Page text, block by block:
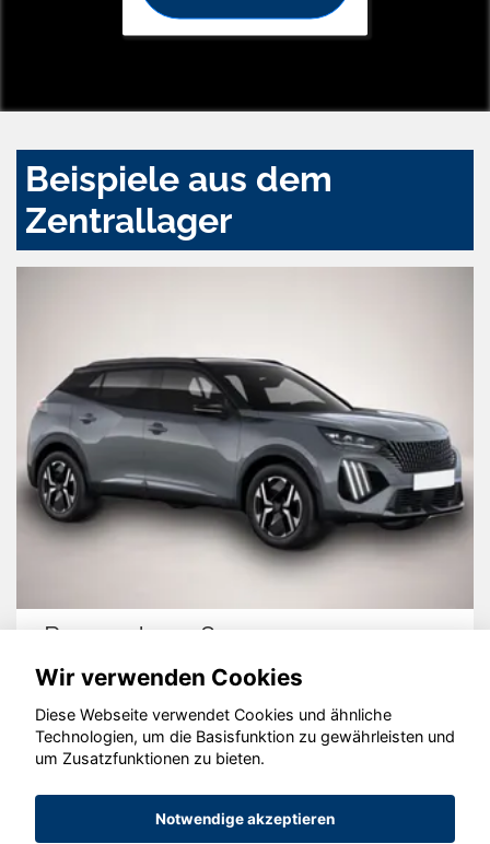
Beispiele aus dem
Zentrallager
Peugeot 2008
© konjunkturmotor.de GmbH 2020 - 2026
Wir verwenden Cookies
Diese Webseite verwendet Cookies und ähnliche
Technologien, um die Basisfunktion zu gewährleisten und
um Zusatzfunktionen zu bieten.
Notwendige akzeptieren